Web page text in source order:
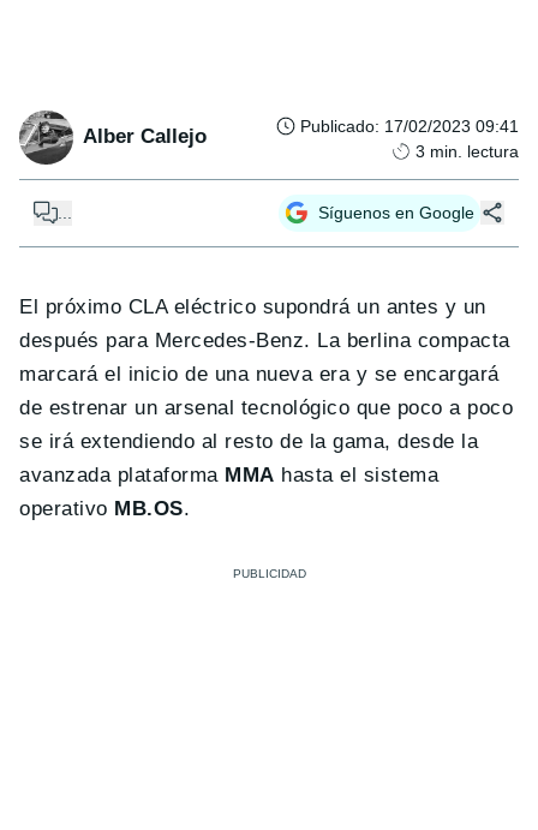
Alber Callejo Publicado: 17/02/2023 09:41
3 min. lectura
Síguenos en Google
El próximo CLA eléctrico supondrá un antes y un
después para Mercedes-Benz. La berlina compacta
marcará el inicio de una nueva era y se encargará
de estrenar un arsenal tecnológico que poco a poco
se irá extendiendo al resto de la gama, desde la
avanzada plataforma MMA hasta el sistema
operativo MB.OS.